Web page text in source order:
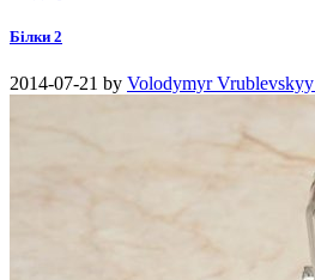
Білки 2
2014-07-21 by Volodymyr Vrublevskyy